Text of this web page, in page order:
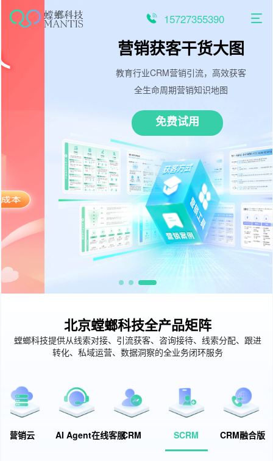
15727355390
营销获客干货大图
教育行业CRM营销引流，高效获客
全生命周期营销知识地图
免费试用
北京螳螂科技全产品矩阵
螳螂科技提供从线索对接、引流获客、咨询接待、线索分配、跟进
转化、私域运营、数据洞察的全业务闭环服务
营销云 AI Agent在线客服CRM SCRM CRM融合版